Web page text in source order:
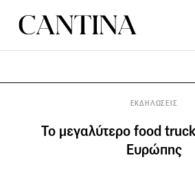
ΕΚΔΗΛΩΣΕΙΣ
Το μεγαλύτερο food
Ευρώπης